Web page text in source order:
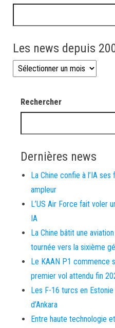
Les news depuis
Les news depuis 2008
Rechercher
Dernières news
La Chine confie à l’IA
ampleur
L’US Air Force fait voler
IA
La Chine bâtit une
tournée vers la sixième
Le KAAN P1 commence
premier vol attendu fin
Les F-16 turcs en
d’Ankara
Entre haute technologie